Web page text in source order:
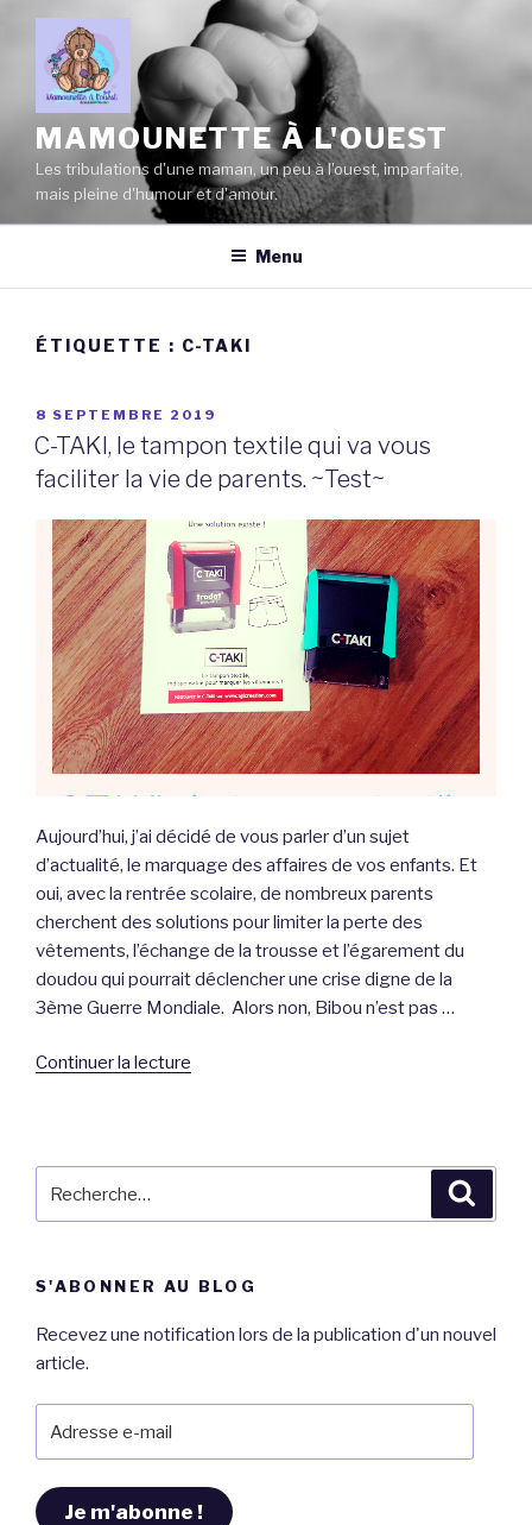
contenu
principal
MAMOUNETTE À L'OUEST
Les tribulations d'une maman, un peu à l'ouest, imparfaite,
mais pleine d'humour et d'amour.
Menu
ÉTIQUETTE : C-TAKI
PUBLIÉ
LE
8 SEPTEMBRE 2019
C-TAKI, le tampon textile qui va vous
faciliter la vie de parents. ~Test~
Aujourd’hui, j’ai décidé de vous parler d’un sujet
d’actualité, le marquage des affaires de vos enfants. Et
oui, avec la rentrée scolaire, de nombreux parents
cherchent des solutions pour limiter la perte des
vêtements, l’échange de la trousse et l’égarement du
doudou qui pourrait déclencher une crise digne de la
3ème Guerre Mondiale. Alors non, Bibou n’est pas …
Continuer la lecture
vous
la
de
~Test~ »
pour
S'ABONNER AU BLOG
Recevez une notification lors de la publication d'un nouvel
article.
e-
Je m'abonne !